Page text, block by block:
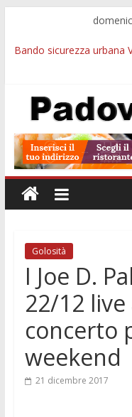
Bando sicurezza urbana
Restauro 2026, chiuse
nuove competenze in
Calici di Stelle
Notizie di Padova alle
antidroga e siccità
Notizie di Padova alle
Limena e progetto Cool
Golosità
I Joe D.
22/12
concerto
weekend
21 dicembre 2017